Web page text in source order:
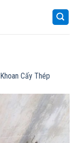
Khoan Cấy Thép